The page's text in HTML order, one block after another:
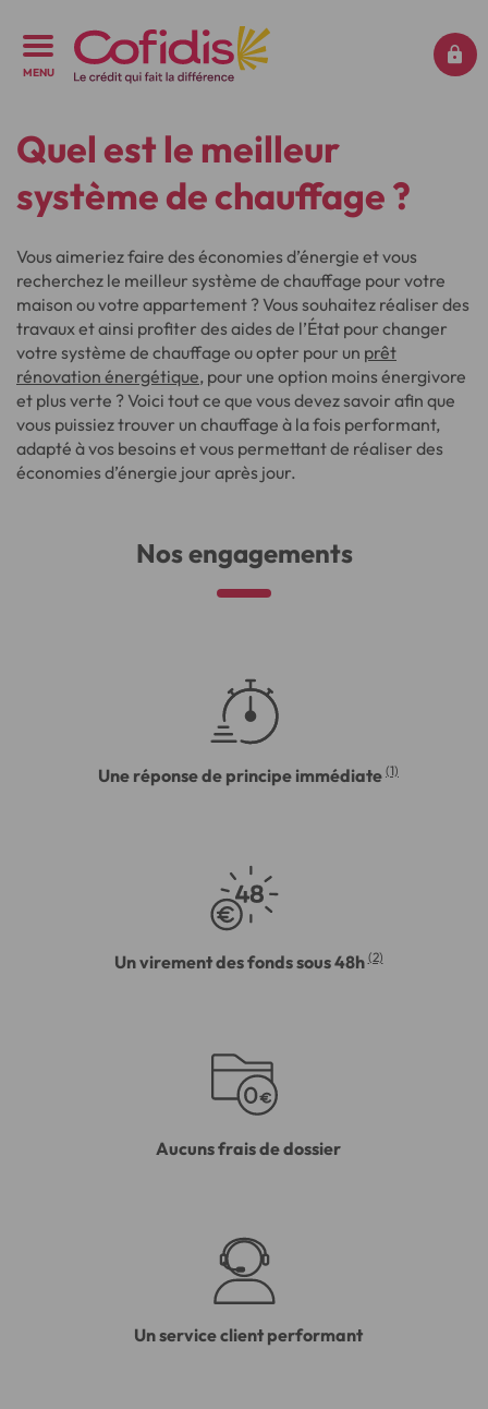
MENU
Quel est le meilleur
système de chauffage ?
Vous aimeriez faire des économies d’énergie et vous
recherchez le meilleur système de chauffage pour votre
maison ou votre appartement ? Vous souhaitez réaliser des
travaux et ainsi profiter des aides de l’État pour changer
votre système de chauffage ou opter pour un prêt
rénovation énergétique, pour une option moins énergivore
et plus verte ? Voici tout ce que vous devez savoir afin que
vous puissiez trouver un chauffage à la fois performant,
adapté à vos besoins et vous permettant de réaliser des
économies d’énergie jour après jour.
Nos engagements
Une réponse de principe immédiate (1)
Un virement des fonds sous 48h (2)
Aucuns frais de dossier
Un service client performant